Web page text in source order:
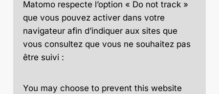
Matomo respecte l’option « Do not track »
que vous pouvez activer dans votre
navigateur afin d’indiquer aux sites que
vous consultez que vous ne souhaitez pas
être suivi :
You may choose to prevent this website